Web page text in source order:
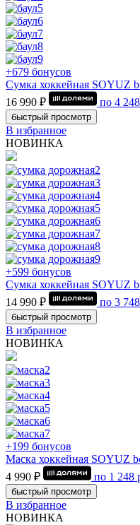
+679 бонусов
Сумка хоккейная SOYUZ
16 990 ₽
по 4 248
быстрый просмотр
В избранное
НОВИНКА
+599 бонусов
Сумка хоккейная SOYUZ
14 990 ₽
по 3 748
быстрый просмотр
В избранное
НОВИНКА
+199 бонусов
Маска хоккейная SOYUZ
4 990 ₽
по 1 248
быстрый просмотр
В избранное
НОВИНКА